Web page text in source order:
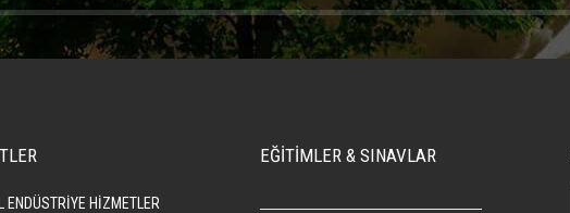
ENDÜSTRİYE HİZMETLER
EĞİTİMLER & SINAVLAR